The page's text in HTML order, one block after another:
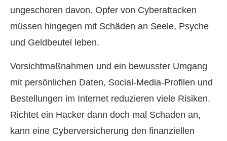
ungeschoren davon. Opfer von Cyberattacken
müssen hingegen mit Schäden an Seele, Psyche
und Geldbeutel leben.
Vorsichtmaßnahmen und ein bewusster Umgang
mit persönlichen Daten, Social-Media-Profilen und
Bestellungen im Internet reduzieren viele Risiken.
Richtet ein Hacker dann doch mal Schaden an,
kann eine Cyberversicherung den finanziellen